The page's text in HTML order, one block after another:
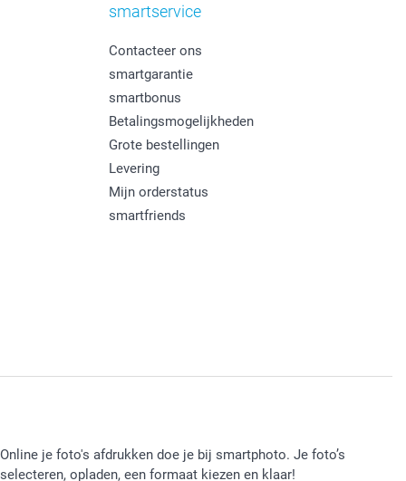
smartservice
Contacteer ons
smartgarantie
smartbonus
Betalingsmogelijkheden
Grote bestellingen
Levering
Mijn orderstatus
smartfriends
Online je foto's afdrukken doe je bij smartphoto. Je foto’s
selecteren, opladen, een formaat kiezen en klaar!